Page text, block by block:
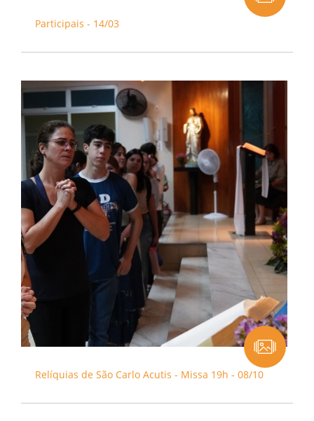
Participais - 14/03
Relíquias de São Carlo Acutis - Missa 19h - 08/10